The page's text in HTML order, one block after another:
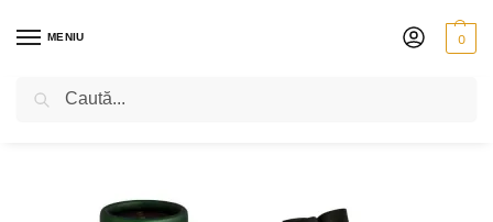
MENIU 0